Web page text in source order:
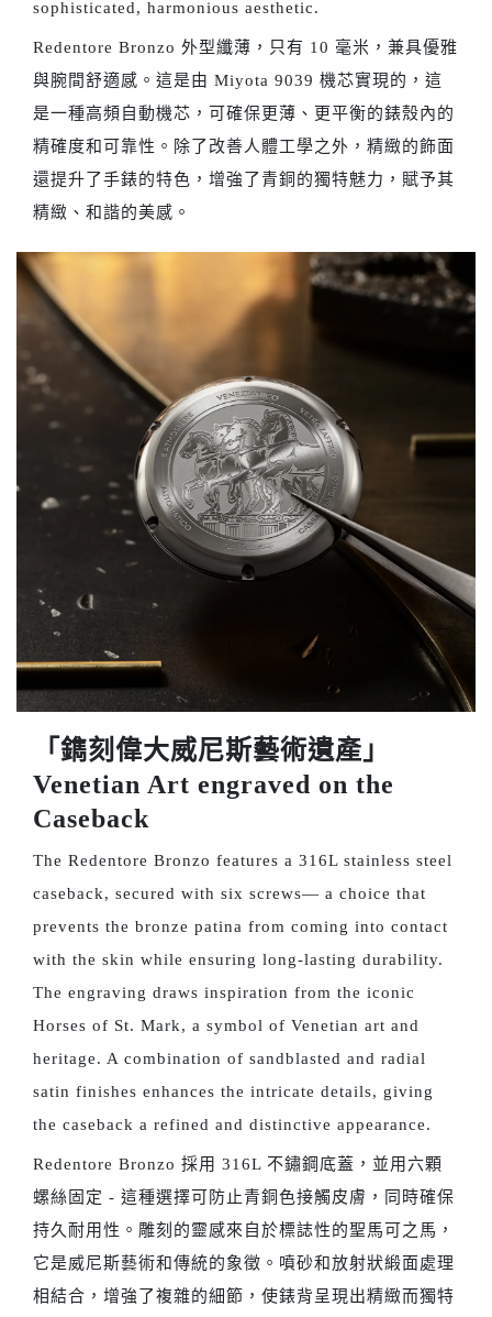
sophisticated, harmonious aesthetic.
Redentore Bronzo 外型纖薄，只有 10 毫米，兼具優雅
與腕間舒適感。這是由 Miyota 9039 機芯實現的，這
是一種高頻自動機芯，可確保更薄、更平衡的錶殼內的
精確度和可靠性。除了改善人體工學之外，精緻的飾面
還提升了手錶的特色，增強了青銅的獨特魅力，賦予其
精緻、和諧的美感。
「鐫刻偉大威尼斯藝術遺產」
Venetian Art engraved on the
Caseback
The Redentore Bronzo features a 316L stainless steel
caseback, secured with six screws— a choice that
prevents the bronze patina from coming into contact
with the skin while ensuring long-lasting durability.
The engraving draws inspiration from the iconic
Horses of St. Mark, a symbol of Venetian art and
heritage. A combination of sandblasted and radial
satin finishes enhances the intricate details, giving
the caseback a refined and distinctive appearance.
Redentore Bronzo 採用 316L 不鏽鋼底蓋，並用六顆
螺絲固定 - 這種選擇可防止青銅色接觸皮膚，同時確保
持久耐用性。雕刻的靈感來自於標誌性的聖馬可之馬，
它是威尼斯藝術和傳統的象徵。噴砂和放射狀緞面處理
相結合，增強了複雜的細節，使錶背呈現出精緻而獨特